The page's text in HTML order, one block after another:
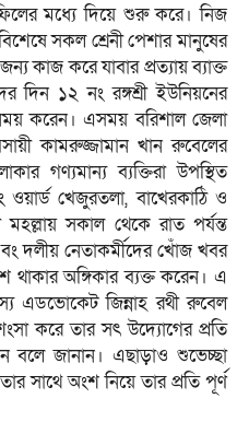
মধ্যে দিয়ে শুরু করে। নিজ
সকল শ্রেনী পেশার মানুষের
কাজ করে যাবার প্রত্যায় ব্যাক্ত
দিন ১২ নং রঙ্গশ্রী ইউনিয়নের
করেন। এসময় বরিশাল জেলা
কামরুজ্জামান খান রুবেলের
গণ্যমান্য ব্যক্তিরা উপস্থিত
খেজুরতলা, বাখেরকাঠি ও
সকাল থেকে রাত পর্যন্ত
দলীয় নেতাকর্মীদের খোঁজ খবর
অঙ্গিকার ব্যক্ত করেন। এ
এডভোকেট জিন্নাহ রথী রুবেল
করে তার সৎ উদ্যোগের প্রতি
বলে জানান। এছাড়াও শুভেচ্ছা
সাথে অংশ নিয়ে তার প্রতি পূর্ণ